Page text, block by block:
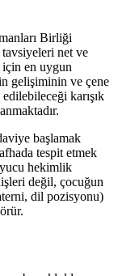
Birliği
net ve
en uygun
gelişiminin ve çene
karışık
başlamak
tespit etmek
hekimlik
değil, çocuğun
dil pozisyonu)